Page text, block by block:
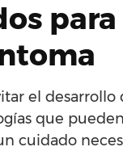
el desarrollo
que
cuidado